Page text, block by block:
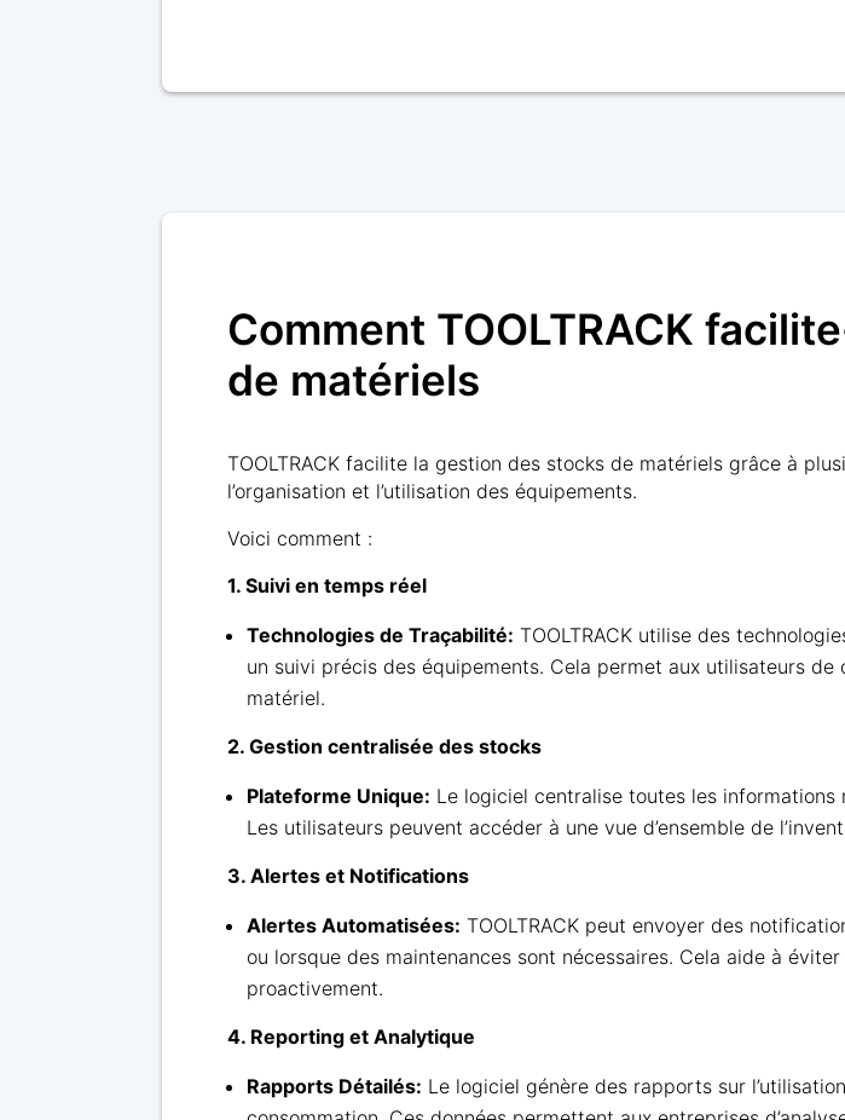
Comment TOOLTRACK
de matériels
TOOLTRACK facilite la gestion des stocks de matériels grâce à
l’organisation et l’utilisation des équipements.
Voici comment :
1. Suivi en temps réel
Technologies de Traçabilité: TOOLTRACK utilise des
un suivi précis des équipements. Cela permet aux utilisateurs
matériel.
2. Gestion centralisée des stocks
Plateforme Unique: Le logiciel centralise toutes les
Les utilisateurs peuvent accéder à une vue d’ensemble de
3. Alertes et Notifications
Alertes Automatisées: TOOLTRACK peut envoyer des
ou lorsque des maintenances sont nécessaires. Cela aide à
proactivement.
4. Reporting et Analytique
Rapports Détailés: Le logiciel génère des rapports sur